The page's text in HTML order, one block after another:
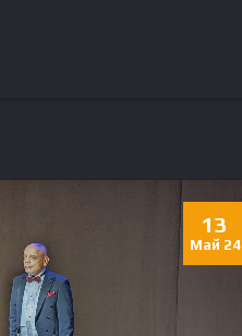
13
Май 24